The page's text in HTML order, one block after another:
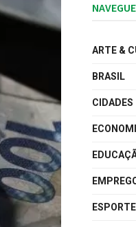
ARTE &
BRASIL
CIDADES
ESPORTE